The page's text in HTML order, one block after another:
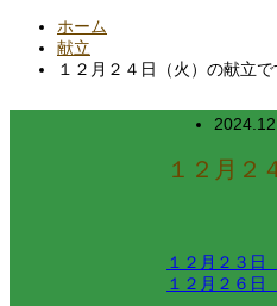
ホーム
献立
１２月２４日（火）の献立で
１２月２
１２月２３日
１２月２６日